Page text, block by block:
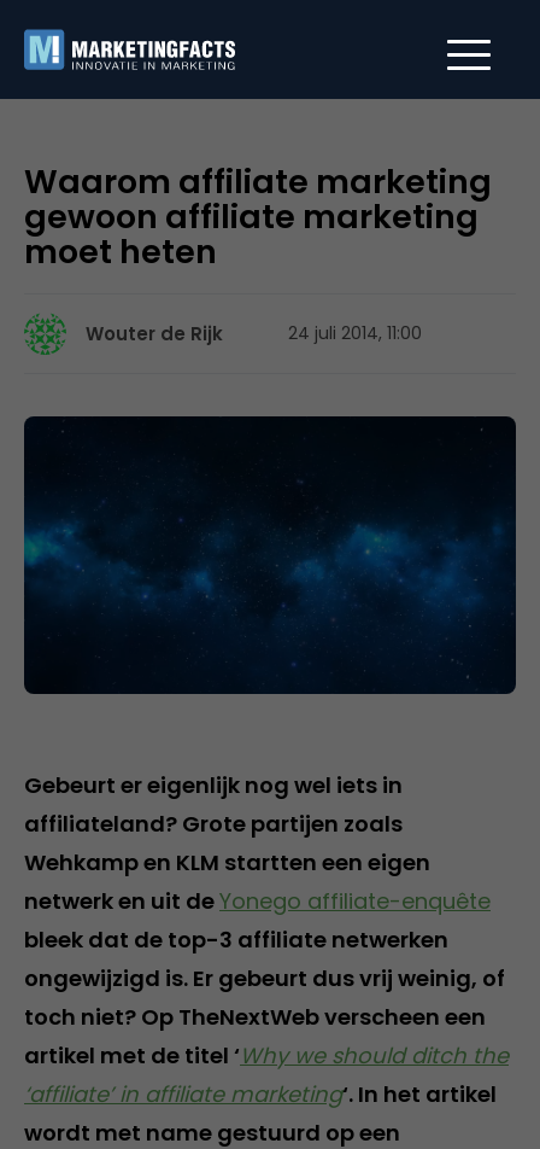
Waarom affiliate marketing
gewoon affiliate marketing
moet heten
Wouter de Rijk 24 juli 2014, 11:00
Gebeurt er eigenlijk nog wel iets in
affiliateland? Grote partijen zoals
Wehkamp en KLM startten een eigen
netwerk en uit deYonego affiliate-enquête
bleek dat de top-3 affiliate netwerken
ongewijzigd is. Er gebeurt dus vrij weinig, of
toch niet? Op TheNextWeb verscheen een
artikel met de titel ‘Why we should ditch the
‘affiliate’ in affiliate marketing‘. In het artikel
wordt met name gestuurd op een